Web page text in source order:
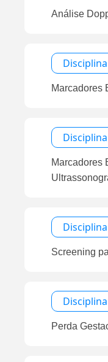
Análise
Marcadores
Marcadores
Screening
Perda